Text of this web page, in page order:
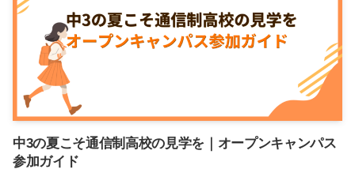
中3の夏こそ通信制高校の見学を｜オープンキャンパス
参加ガイド